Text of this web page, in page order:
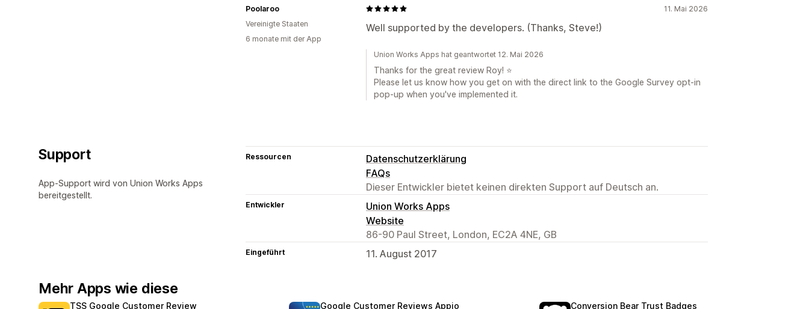
11. Mai 2026
Well supported by the developers. (Thanks, Steve!)
Poolaroo
Vereinigte Staaten
6 monate mit der App
Union Works Apps hat geantwortet 12. Mai 2026
Thanks for the great review Roy! ⭐
Please let us know how you get on with the direct link to the Google Survey opt-in
pop-up when you've implemented it.
Support
App-Support wird von Union Works Apps
bereitgestellt.
Ressourcen
Datenschutzerklärung
FAQs
Dieser Entwickler bietet keinen direkten Support auf Deutsch an.
Entwickler
Union Works Apps
Website
86-90 Paul Street, London, EC2A 4NE, GB
Eingeführt 11. August 2017
Mehr Apps wie diese
TSS Google Customer Review Google Customer Reviews Appio Conversion Bear Trust Badges